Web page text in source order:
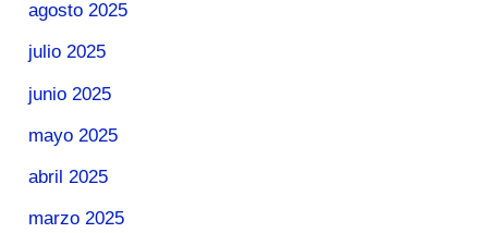
agosto 2025
julio 2025
junio 2025
mayo 2025
abril 2025
marzo 2025